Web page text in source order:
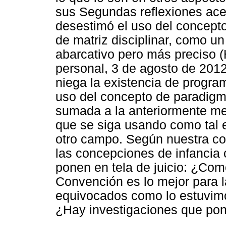
sus Segundas reflexiones
desestimó el uso del
de matriz disciplinar, como
abarcativo pero más preciso
personal, 3 de agosto de
niega la existencia de
uso del concepto de
sumada a la anteriormente
que se siga usando como tal
otro campo. Según nuestra
las concepciones de
ponen en tela de juicio:
Convención es lo mejor para
equivocados como lo
¿Hay investigaciones que